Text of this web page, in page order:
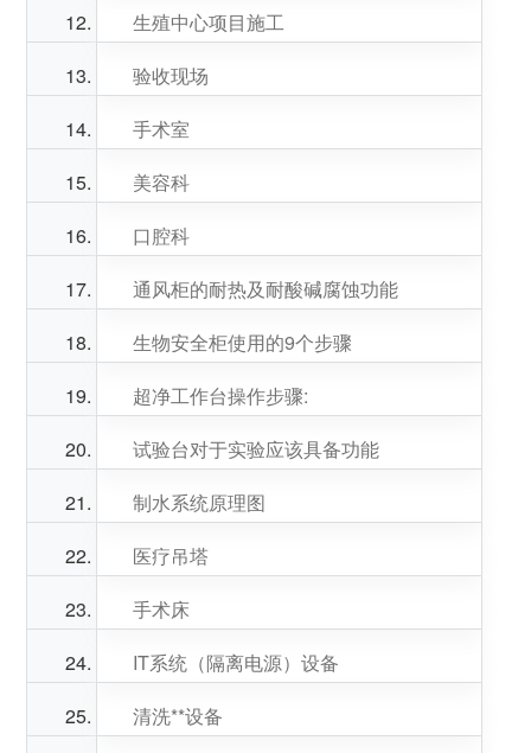
生殖中心项目施工
验收现场
手术室
美容科
口腔科
通风柜的耐热及耐酸碱腐蚀功能
生物安全柜使用的9个步骤
超净工作台操作步骤:
试验台对于实验应该具备功能
制水系统原理图
医疗吊塔
手术床
IT系统（隔离电源）设备
清洗**设备